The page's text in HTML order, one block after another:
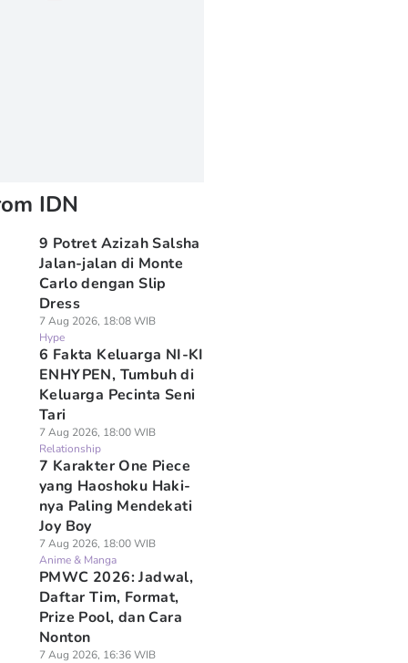
IDN
9 Potret Azizah Salsha
Jalan-jalan di Monte
Carlo dengan Slip
Dress
7 Aug 2026, 18:08 WIB
Hype
6 Fakta Keluarga NI-KI
ENHYPEN, Tumbuh di
Keluarga Pecinta Seni
Tari
7 Aug 2026, 18:00 WIB
Relationship
7 Karakter One Piece
yang Haoshoku Haki-
nya Paling Mendekati
Joy Boy
7 Aug 2026, 18:00 WIB
Anime & Manga
PMWC 2026: Jadwal,
Daftar Tim, Format,
Prize Pool, dan Cara
Nonton
7 Aug 2026, 16:36 WIB